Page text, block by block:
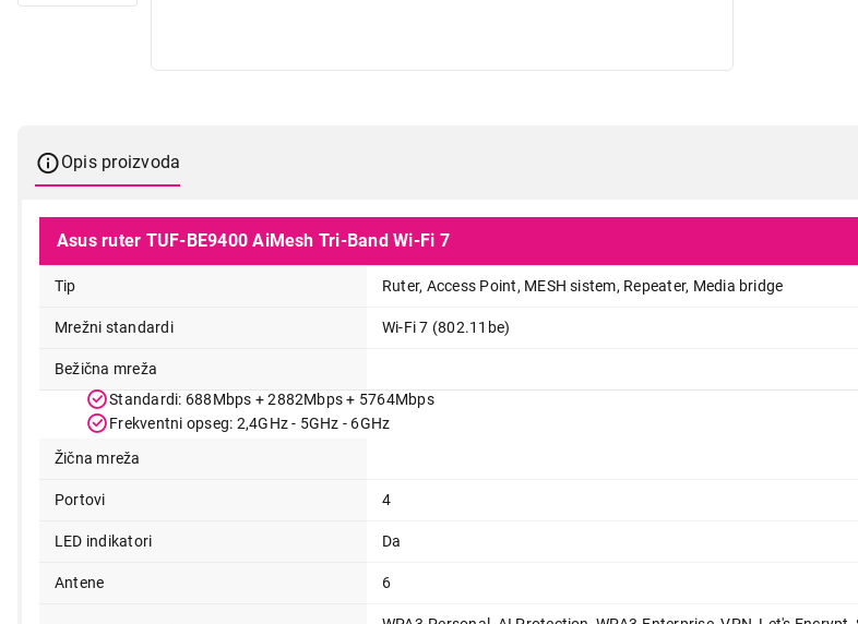
Opis proizvoda
Asus ruter TUF-BE9400 AiMesh Tri-Band Wi-Fi 7
Tip Ruter, Access Point, MESH sistem, Repeater, Media bridge
Mrežni standardi Wi-Fi 7 (802.11be)
Bežična mreža
Standardi: 688Mbps + 2882Mbps + 5764Mbps
Frekventni opseg: 2,4GHz - 5GHz - 6GHz
Žična mreža
Portovi 4
LED indikatori Da
Antene 6